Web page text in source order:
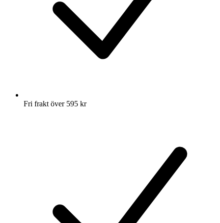
Fri frakt över 595 kr